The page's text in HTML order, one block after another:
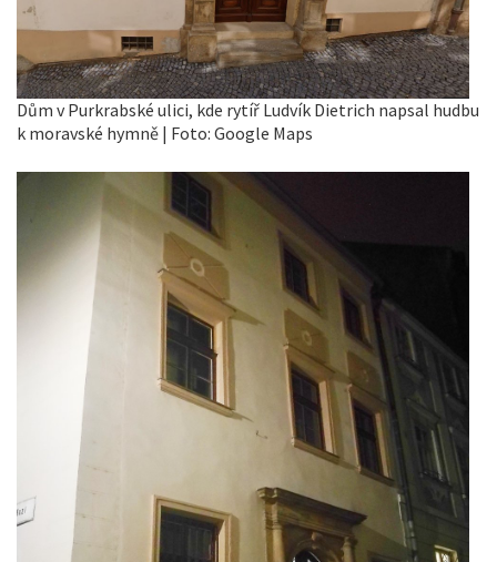
Dům v Purkrabské ulici, kde rytíř Ludvík Dietrich napsal hudbu
k moravské hymně | Foto: Google Maps